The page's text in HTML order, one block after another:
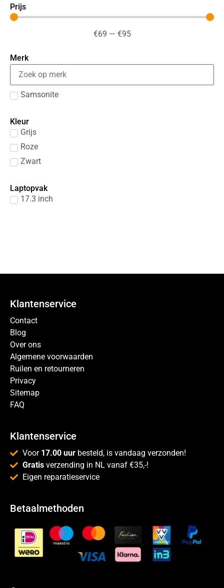
Prijs
€69 — €95
Merk
Samsonite
Kleur
Grijs
Roze
Zwart
Laptopvak
17.3 inch
Klantenservice
Contact
Blog
Over ons
Algemene voorwaarden
Ruilen en retourneren
Privacy
Sitemap
FAQ
Klantenservice
Voor 17.00 uur besteld, is vandaag verzonden!
Gratis verzending in NL vanaf €35,-!
Eigen reparatieservice
Betaalmethoden